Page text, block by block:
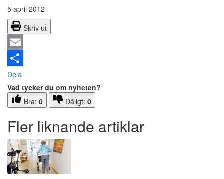
5 april 2012
Skriv ut
Email
Dela
Vad tycker du om nyheten?
Bra: 0 Dåligt: 0
Fler liknande artiklar